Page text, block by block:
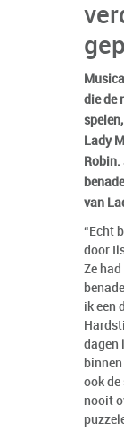
die de
Lady
van
“Echt
door
Ze
ik een
dagen
ook de
nooit